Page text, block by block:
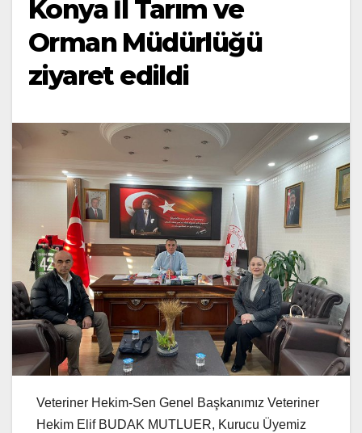
Konya İl Tarım ve
Orman Müdürlüğü
ziyaret edildi
Veteriner Hekim-Sen Genel Başkanımız Veteriner
Hekim Elif BUDAK MUTLUER, Kurucu Üyemiz